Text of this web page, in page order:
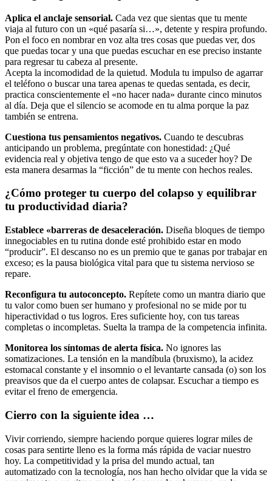
Aplica el anclaje sensorial. Cada vez que sientas que tu mente
viaja al futuro con un «qué pasaría si…», detente y respira profundo.
Pon el foco en nombrar en voz alta tres cosas que puedas ver, dos
que puedas tocar y una que puedas escuchar en ese preciso instante
para regresar tu cabeza al presente.
Acepta la incomodidad de la quietud. Modula tu impulso de agarrar
el teléfono o buscar una tarea apenas te quedas sentada, es decir,
practica conscientemente el «no hacer nada» durante cinco minutos
al día. Deja que el silencio se acomode en tu alma porque la paz
también se entrena.
Cuestiona tus pensamientos negativos. Cuando te descubras
anticipando un problema, pregúntate con honestidad: ¿Qué
evidencia real y objetiva tengo de que esto va a suceder hoy? De
esta manera desarmas la “ficción” de tu mente con hechos reales.
¿Cómo proteger tu cuerpo del colapso y equilibrar
tu productividad diaria?
Establece «barreras de desaceleración. Diseña bloques de tiempo
innegociables en tu rutina donde esté prohibido estar en modo
“producir”. El descanso no es un premio que te ganas por trabajar en
exceso; es la pausa biológica vital para que tu sistema nervioso se
repare.
Reconfigura tu autoconcepto. Repítete como un mantra diario que
tu valor como buen ser humano y profesional no se mide por tu
hiperactividad o tus logros. Eres suficiente hoy, con tus tareas
completas o incompletas. Suelta la trampa de la competencia infinita.
Monitorea los síntomas de alerta física. No ignores las
somatizaciones. La tensión en la mandíbula (bruxismo), la acidez
estomacal constante y el insomnio o el levantarte cansada (o) son los
preavisos que da el cuerpo antes de colapsar. Escuchar a tiempo es
evitar el freno de emergencia.
Cierro con la siguiente idea …
Vivir corriendo, siempre haciendo porque quieres lograr miles de
cosas para sentirte lleno es la forma más rápida de vaciar nuestro
hoy. La competitividad y la prisa del mundo actual, tan
automatizado con la tecnología, nos han hecho olvidar que la vida se